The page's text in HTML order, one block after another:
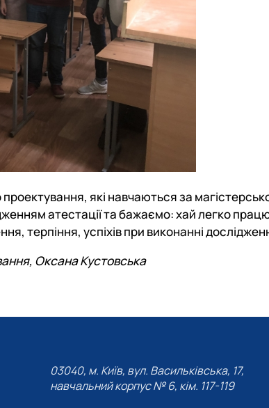
які навчаються за
атестації та бажаємо: хай легко
терпіння, успіхів при виконанні
Оксана Кустовська
03040, м. Київ, вул. Васильківська, 17,
навчальний корпус № 6, кім. 117-119